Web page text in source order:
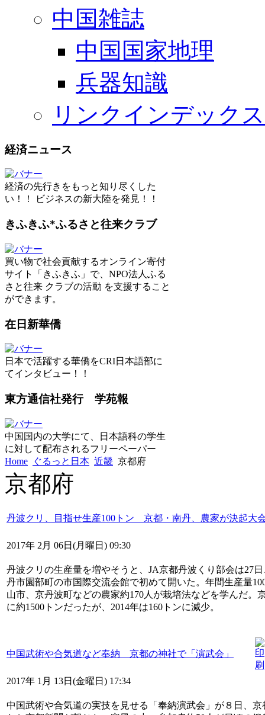
中国雑誌
中国国家地理
兵器知識
リンクインデックス
経済ニュース
経済の先行きをもっと知り尽くした
い！！ ビジネスの新大陸を発見！！
きふきふ*ふるさと往来クラブ
買い物で社会貢献するオンライン寄付
サイト「きふきふ」で、NPO法人ふる
さと往来 クラブの活動 を支援すること
ができます。
在日新華僑
日本で活躍する華僑をCRI日本語部に
てインタビュー！！
東方通信社発行 学苑報
中国国内の大学にて、日本語科の学生
に対して配布されるフリーペーパー
Home
ぐるっと日本 近畿 京都府
京都府
丹波クリ、目指せ生産100トン 京都・南丹、農家が決起大
2017年 2月 06日(月曜日) 09:30
丹波クリの生産量を増やそうと、JA京都丹波くり部会は27
丹市園部町の市国際交流会館で初めて開いた。年間生産量
山市、京丹波町などの農家約170人が栽培法などを学んだ。
に約1500トンだったが、2014年は160トンに減少。
中国武術や合気道など奉納 京都の神社で「演武会」
2017年 1月 13日(金曜日) 17:34
中国武術や合気道の実技を見せる「奉納演武会」が８日、